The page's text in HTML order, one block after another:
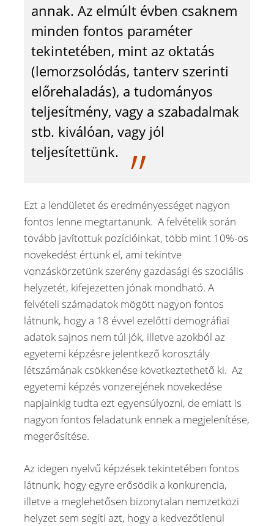
annak. Az elmúlt évben csaknem
minden fontos paraméter
tekintetében, mint az oktatás
(lemorzsolódás, tanterv szerinti
előrehaladás), a tudományos
teljesítmény, vagy a szabadalmak
stb. kiválóan, vagy jól
teljesítettünk.
Ezt a lendületet és eredményességet nagyon
fontos lenne megtartanunk. A felvételik során
tovább javítottuk pozícióinkat, több mint 10%-os
növekedést értünk el, ami tekintve
vonzáskörzetünk szerény gazdasági és szociális
helyzetét, kifejezetten jónak mondható. A
felvételi számadatok mögött nagyon fontos
látnunk, hogy a 18 évvel ezelőtti demográfiai
adatok sajnos nem túl jók, illetve azokból az
egyetemi képzésre jelentkező korosztály
létszámának csökkenése következtethető ki. Az
egyetemi képzés vonzerejének növekedése
napjainkig tudta ezt egyensúlyozni, de emiatt is
nagyon fontos feladatunk ennek a megjelenítése,
megerősítése.
Az idegen nyelvű képzések tekintetében fontos
látnunk, hogy egyre erősödik a konkurencia,
illetve a meglehetősen bizonytalan nemzetközi
helyzet sem segíti azt, hogy a kedvezőtlenül